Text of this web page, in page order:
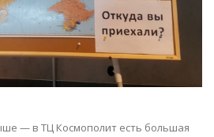
— в ТЦ Космополит есть большая